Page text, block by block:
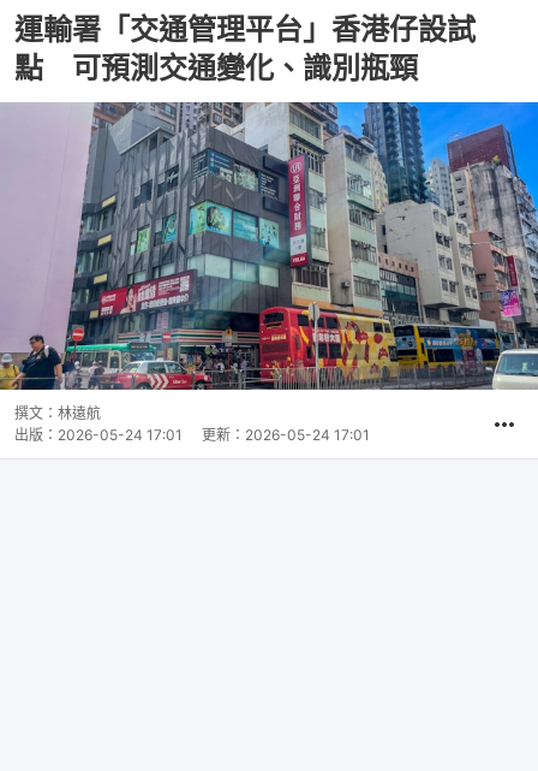
運輸署「交通管理平台」香港仔設試
點 可預測交通變化、識別瓶頸
撰文： 林遠航
出版： 2026-05-24 17:01 更新： 2026-05-24 17:01